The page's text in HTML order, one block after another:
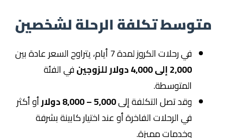
متوسط تكلفة الرحلة لشخصين
في رحلات الكروز لمدة 7 أيام، يتراوح السعر عادة بين
2,000 إلى 4,000 دولار للزوجين
في الفئة
المتوسطة.
وقد تصل التكلفة إلى5,000 – 8,000 دولار
أو أكثر
في الرحلات الفاخرة أو عند اختيار كابينة بشرفة
وخدمات مميزة.